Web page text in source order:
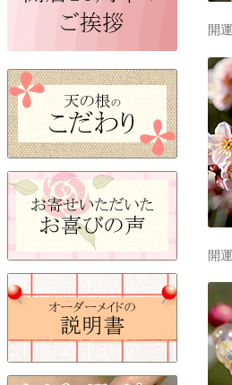
開
開